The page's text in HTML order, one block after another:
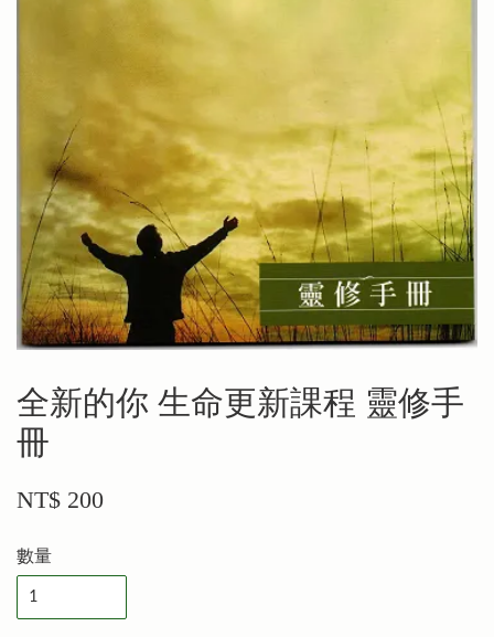
全新的你 生命更新課程 靈修手
冊
NT$ 200
數量